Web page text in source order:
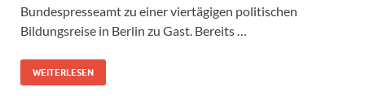
Bundespresseamt zu einer viertägigen politischen
Bildungsreise in Berlin zu Gast. Bereits …
WEITERLESEN